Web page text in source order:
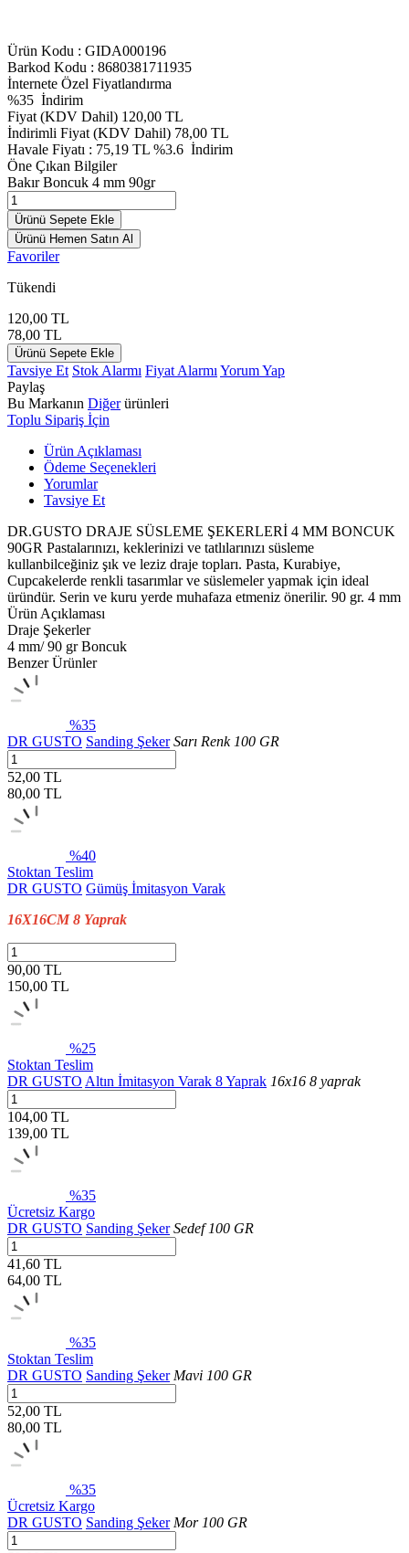
Ürün Kodu : GIDA000196
Barkod Kodu : 8680381711935
İnternete Özel Fiyatlandırma
%35 İndirim
Fiyat (KDV Dahil) 120,00 TL
İndirimli Fiyat (KDV Dahil) 78,00 TL
Havale Fiyatı : 75,19 TL %3.6 İndirim
Öne Çıkan Bilgiler
Bakır Boncuk 4 mm 90gr
Ürünü Sepete Ekle
Ürünü Hemen Satın Al
Favoriler
Tükendi
120,00 TL
78,00 TL
Ürünü Sepete Ekle
Tavsiye Et Stok Alarmı Fiyat Alarmı Yorum Yap
Paylaş
Bu Markanın Diğerürünleri
Toplu Sipariş İçin
Ürün Açıklaması
Ödeme Seçenekleri
Yorumlar
Tavsiye Et
DR.GUSTO DRAJE SÜSLEME ŞEKERLERİ 4 MM BONCUK
90GR Pastalarınızı, keklerinizi ve tatlılarınızı süsleme
kullanbilceğiniz şık ve leziz draje topları. Pasta, Kurabiye,
Cupcakelerde renkli tasarımlar ve süslemeler yapmak için ideal
üründür. Serin ve kuru yerde muhafaza etmeniz önerilir. 90 gr. 4 mm
Ürün Açıklaması
Draje Şekerler
4 mm/ 90 gr Boncuk
Benzer Ürünler
%35
DR GUSTO Sanding Şeker Sarı Renk 100 GR
52,00 TL
80,00 TL
%40
Stoktan Teslim
DR GUSTO Gümüş İmitasyon Varak
16X16CM 8 Yaprak
90,00 TL
150,00 TL
%25
Stoktan Teslim
DR GUSTO Altın İmitasyon Varak 8 Yaprak 16x16 8 yaprak
104,00 TL
139,00 TL
%35
Ücretsiz Kargo
DR GUSTO Sanding Şeker Sedef 100 GR
41,60 TL
64,00 TL
%35
Stoktan Teslim
DR GUSTO Sanding Şeker Mavi 100 GR
52,00 TL
80,00 TL
%35
Ücretsiz Kargo
DR GUSTO Sanding Şeker Mor 100 GR